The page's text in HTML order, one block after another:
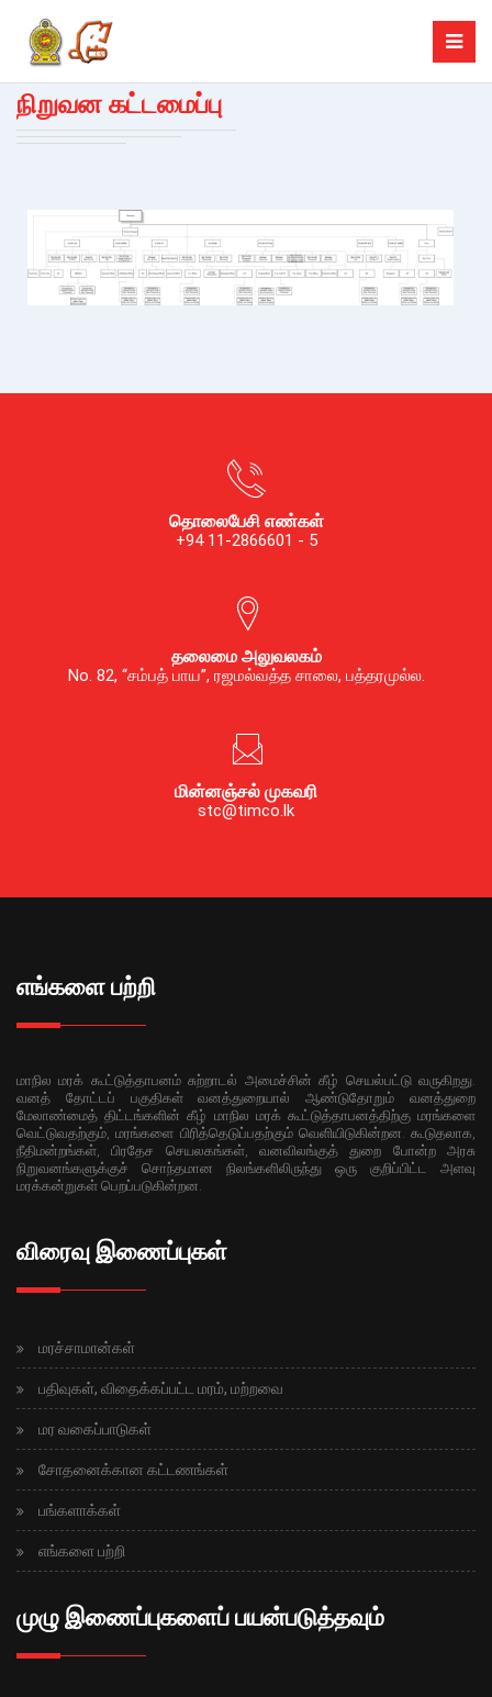
நிறுவன கட்டமைப்பு
தொலைபேசி எண்கள்
+94 11-2866601 - 5
தலைமை அலுவலகம்
No. 82, “சம்பத் பாய”, ரஜமல்வத்த சாலை, பத்தரமுல்ல.
மின்னஞ்சல் முகவரி
stc@timco.lk
எங்களை பற்றி
மாநில மரக் கூட்டுத்தாபனம் சுற்றாடல் அமைச்சின் கீழ் செயல்பட்டு வருகிறது.
வனத் தோட்டப் பகுதிகள் வனத்துறையால் ஆண்டுதோறும் வனத்துறை
மேலாண்மைத் திட்டங்களின் கீழ் மாநில மரக் கூட்டுத்தாபனத்திற்கு மரங்களை
வெட்டுவதற்கும், மரங்களை பிரித்தெடுப்பதற்கும் வெளியிடுகின்றன. கூடுதலாக,
நீதிமன்றங்கள், பிரதேச செயலகங்கள், வனவிலங்குத் துறை போன்ற அரசு
நிறுவனங்களுக்குச் சொந்தமான நிலங்களிலிருந்து ஒரு குறிப்பிட்ட அளவு
மரக்கன்றுகள் பெறப்படுகின்றன.
விரைவு இணைப்புகள்
மரச்சாமான்கள்
பதிவுகள், விதைக்கப்பட்ட மரம், மற்றவை
மர வகைப்பாடுகள்
சோதனைக்கான கட்டணங்கள்
பங்களாக்கள்
எங்களை பற்றி
முழு இணைப்புகளைப் பயன்படுத்தவும்